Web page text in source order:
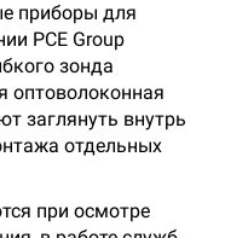
приборы для
PCE Group
зонда
оптоволоконная
заглянуть внутрь
отдельных
при осмотре